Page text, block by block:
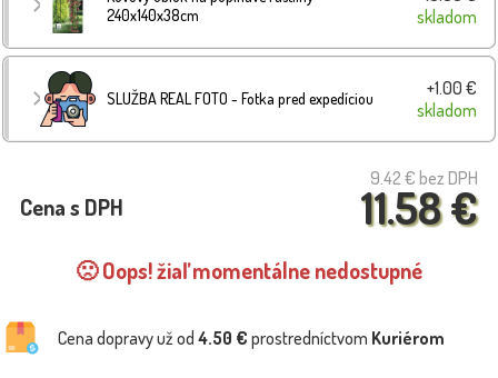
240x140x38cm
skladom
SLUŽBA REAL FOTO - Fotka pred expedíciou
+1.00 €
skladom
9.42 € bez DPH
11.58 €
Cena s DPH
🙁 Oops! žiaľ momentálne nedostupné
Cena dopravy už od 4.50 € prostredníctvom Kuriérom